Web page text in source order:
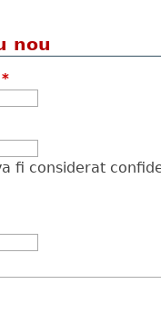
nou
*
fi considerat